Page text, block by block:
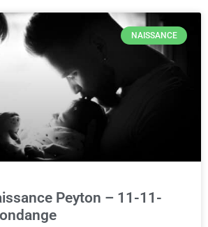
NAISSANCE
Peyton – 11-11-